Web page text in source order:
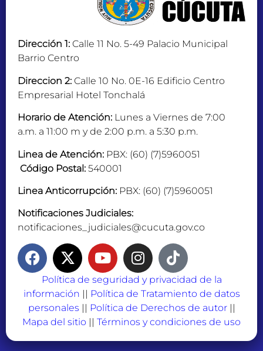
Dirección 1: Calle 11 No. 5-49 Palacio Municipal
Barrio Centro
Direccion 2: Calle 10 No. 0E-16 Edificio Centro
Empresarial Hotel Tonchalá
Horario de Atención: Lunes a Viernes de 7:00
a.m. a 11:00 m y de 2:00 p.m. a 5:30 p.m.
Linea de Atención: PBX: (60) (7)5960051
Código Postal: 540001
Linea Anticorrupción: PBX: (60) (7)5960051
Notificaciones Judiciales:
notificaciones_judiciales@cucuta.gov.co
Política de seguridad y privacidad de la
información || Política de Tratamiento de datos
personales || Política de Derechos de autor||
Mapa del sitio || Términos y condiciones de uso